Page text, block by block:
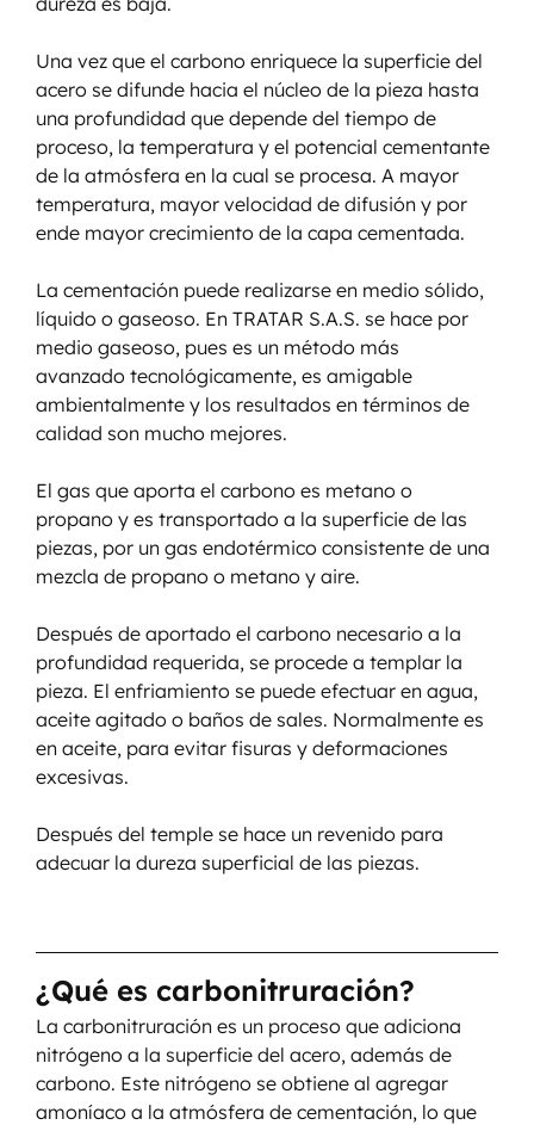
Una vez que el carbono enriquece la superficie del
acero se difunde hacia el núcleo de la pieza hasta
una profundidad que depende del tiempo de
proceso, la temperatura y el potencial cementante
de la atmósfera en la cual se procesa. A mayor
temperatura, mayor velocidad de difusión y por
ende mayor crecimiento de la capa cementada.
La cementación puede realizarse en medio sólido,
líquido o gaseoso. En TRATAR S.A.S. se hace por
medio gaseoso, pues es un método más
avanzado tecnológicamente, es amigable
ambientalmente y los resultados en términos de
calidad son mucho mejores.
El gas que aporta el carbono es metano o
propano y es transportado a la superficie de las
piezas, por un gas endotérmico consistente de una
mezcla de propano o metano y aire.
Después de aportado el carbono necesario a la
profundidad requerida, se procede a templar la
pieza. El enfriamiento se puede efectuar en agua,
aceite agitado o baños de sales. Normalmente es
en aceite, para evitar fisuras y deformaciones
excesivas.
Después del temple se hace un revenido para
adecuar la dureza superficial de las piezas.
¿Qué es carbonitruración?
La carbonitruración es un proceso que adiciona
nitrógeno a la superficie del acero, además de
carbono. Este nitrógeno se obtiene al agregar
amoníaco a la atmósfera de cementación, lo que